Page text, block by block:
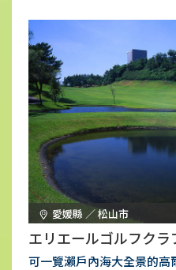
愛媛縣 ／ 松山市
エリエールゴルフクラ
可一覽瀨戶內海大全景的高